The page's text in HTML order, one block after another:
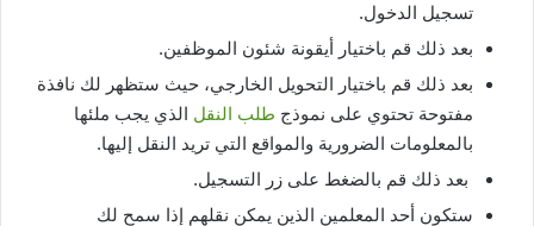
تسجيل الدخول.
بعد ذلك قم باختيار أيقونة شئون الموظفين.
بعد ذلك قم باختيار التحويل الخارجي، حيث ستظهر لك نافذة
مفتوحة تحتوي على نموذج طلب النقل الذي يجب ملئها
بالمعلومات الضرورية والمواقع التي تريد النقل إليها.
بعد ذلك قم بالضغط على زر التسجيل.
ستكون أحد المعلمين الذين يمكن نقلهم إذا سمح لك